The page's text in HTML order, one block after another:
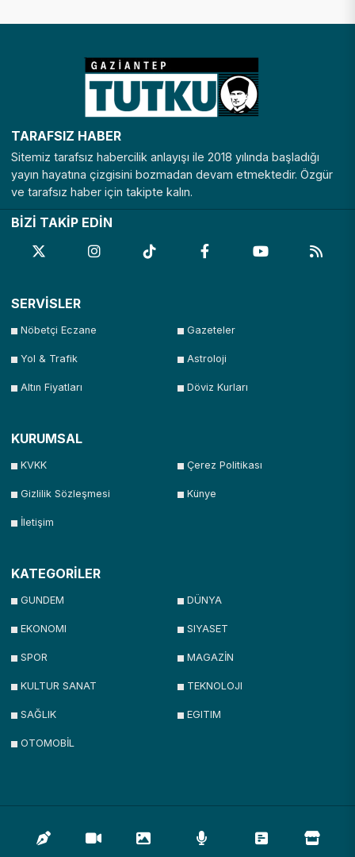
TARAFSIZ HABER
Sitemiz tarafsız habercilik anlayışı ile 2018 yılında başladığı
yayın hayatına çizgisini bozmadan devam etmektedir. Özgür
ve tarafsız haber için takipte kalın.
BİZİ TAKİP EDİN
SERVİSLER
Nöbetçi Eczane Gazeteler
Yol & Trafik Astroloji
Altın Fiyatları Döviz Kurları
KURUMSAL
KVKK Çerez Politikası
Gizlilik Sözleşmesi Künye
İletişim
KATEGORİLER
GUNDEM DÜNYA
EKONOMI SIYASET
SPOR MAGAZİN
KULTUR SANAT TEKNOLOJI
SAĞLIK EGITIM
OTOMOBİL